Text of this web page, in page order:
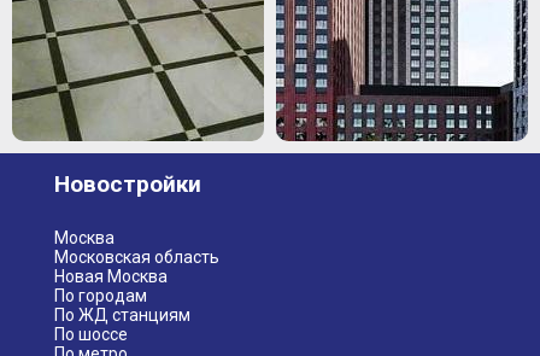
Новостройки
Москва
Московская область
Новая Москва
По городам
По ЖД станциям
По шоссе